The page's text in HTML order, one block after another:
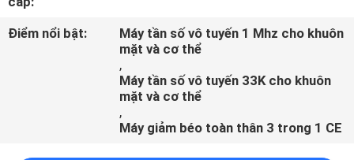
SOÁT
CHẤT
Điểm nổi bật:
Máy tần số vô tuyến 1 Mhz cho khuôn
mặt và cơ thể
,
Máy tần số vô tuyến 33K cho khuôn
mặt và cơ thể
,
Máy giảm béo toàn thân 3 trong 1 CE